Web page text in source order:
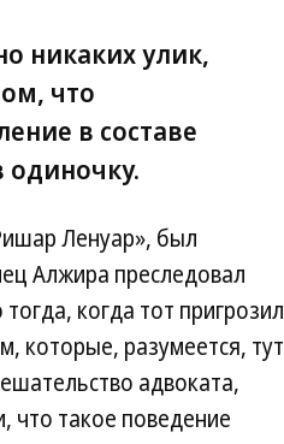
никаких улик,
что
в составе
одиночку.
Ленуар», был
Алжира преследовал
когда тот пригрозил
которые, разумеется, тут
адвоката,
что такое поведение